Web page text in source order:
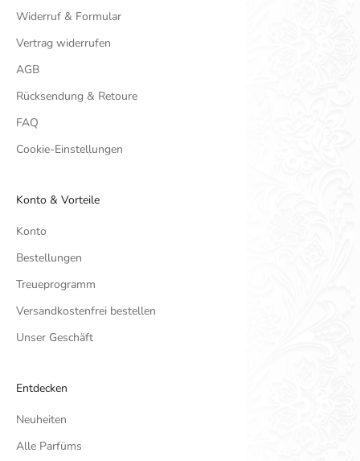
Widerruf & Formular
Vertrag widerrufen
AGB
Rücksendung & Retoure
FAQ
Cookie-Einstellungen
Konto & Vorteile
Konto
Bestellungen
Treueprogramm
Versandkostenfrei bestellen
Unser Geschäft
Entdecken
Neuheiten
Alle Parfüms